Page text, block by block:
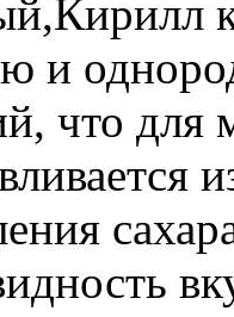
и
что для